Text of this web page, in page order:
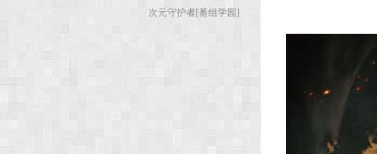
次元守护者[番组学园]